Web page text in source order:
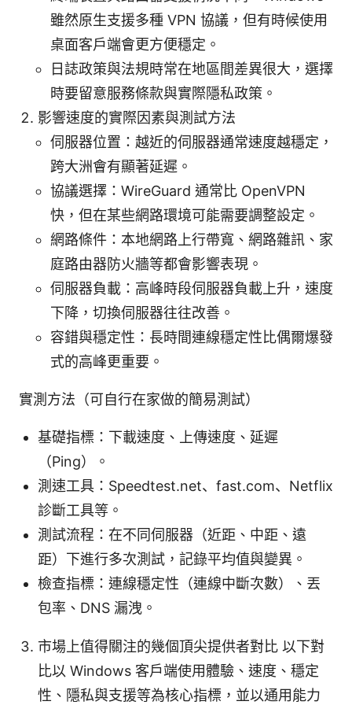
雖然原生支援多種 VPN 協議，但有時候使用
桌面客戶端會更方便穩定。
日誌政策與法規時常在地區間差異很大，選擇
時要留意服務條款與實際隱私政策。
影響速度的實際因素與測試方法
伺服器位置：越近的伺服器通常速度越穩定，
跨大洲會有顯著延遲。
協議選擇：WireGuard 通常比 OpenVPN
快，但在某些網路環境可能需要調整設定。
網路條件：本地網路上行帶寬、網路雜訊、家
庭路由器防火牆等都會影響表現。
伺服器負載：高峰時段伺服器負載上升，速度
下降，切換伺服器往往改善。
容錯與穩定性：長時間連線穩定性比偶爾爆發
式的高峰更重要。
實測方法（可自行在家做的簡易測試）
基礎指標：下載速度、上傳速度、延遲
（Ping）。
測速工具：Speedtest.net、fast.com、Netflix
診斷工具等。
測試流程：在不同伺服器（近距、中距、遠
距）下進行多次測試，記錄平均值與變異。
檢查指標：連線穩定性（連線中斷次數）、丟
包率、DNS 漏洩。
市場上值得關注的幾個頂尖提供者對比 以下對
比以 Windows 客戶端使用體驗、速度、穩定
性、隱私與支援等為核心指標，並以通用能力